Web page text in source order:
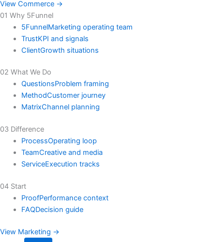
View Commerce →
01 Why 5Funnel
5FunnelMarketing operating team
TrustKPI and signals
ClientGrowth situations
02 What We Do
QuestionsProblem framing
MethodCustomer journey
MatrixChannel planning
03 Difference
ProcessOperating loop
TeamCreative and media
ServiceExecution tracks
04 Start
ProofPerformance context
FAQDecision guide
View Marketing →